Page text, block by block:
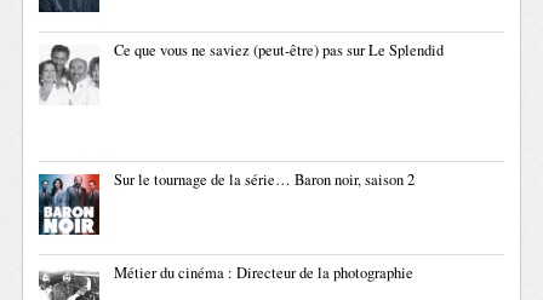
Ce que vous ne saviez (peut-être) pas sur Le Splendid
Sur le tournage de la série… Baron noir, saison 2
Métier du cinéma : Directeur de la photographie